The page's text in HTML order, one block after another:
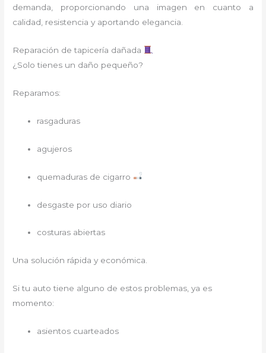
demanda, proporcionando una imagen en cuanto a
calidad, resistencia y aportando elegancia.
Reparación de tapicería dañada
¿Solo tienes un daño pequeño?
Reparamos:
rasgaduras
agujeros
quemaduras de cigarro
desgaste por uso diario
costuras abiertas
Una solución rápida y económica.
Si tu auto tiene alguno de estos problemas, ya es
momento:
asientos cuarteados